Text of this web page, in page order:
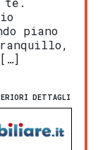
piano
DETTAGLI